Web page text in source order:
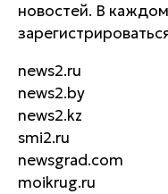
новостей. В
news2.ru
news2.by
news2.kz
smi2.ru
newsgrad.com
moikrug.ru